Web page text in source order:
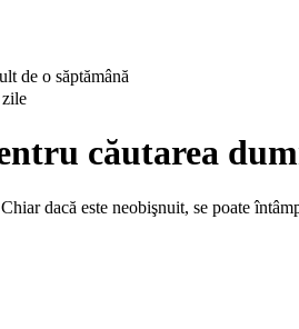
de o săptămână
căutarea
dacă este neobişnuit, se poate